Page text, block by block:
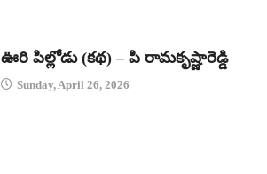
ఊరి పిల్లోడు (కథ) – పి రామకృష్ణారెడ్డి
Sunday, April 26, 2026